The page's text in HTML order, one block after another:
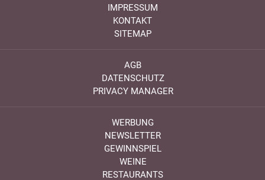
IMPRESSUM
KONTAKT
SITEMAP
AGB
DATENSCHUTZ
PRIVACY MANAGER
WERBUNG
NEWSLETTER
GEWINNSPIEL
WEINE
RESTAURANTS